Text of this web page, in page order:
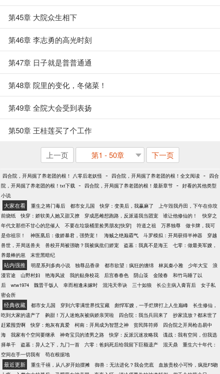
第45章 大院众生相下
第46章 李志勇的高光时刻
第47章 日子就是普普通通
第48章 院里的变化，冬储菜！
第49章 全院大会受到表扬
第50章 王桂莲买了个工作
上一页 第1 - 50章 下一页
四合院，开局掘了养老团的根！ 八零后老妖怪 - 四合院，开局掘了养老团的根！全文阅读 -
四合
院，开局掘了养老团的根！txt下载 - 四合院，开局掘了养老团的根！最新章节 - 好看的其他类型
小说
大家在看 重生之将门毒后 都市女儿国 快穿：变美后，我赢麻了
上午毁我丹田，下午在你坟
前烧纸
快穿：娇软美人她又甜又撩 穿成恶雌想跑路，反派逼我当团宠 谁让他修仙的！
快穿之
年代文那些不甘心的悲催人
不要在垃圾桶里捡男朋友[快穿] 符道之祖 万界独尊
做卡牌，我可
是你祖宗！
神医凰后：傲娇暴君，强势宠！ 海贼之绝巅霸气 斗罗模拟：开局获得半神器
穿越
兽世，开局送兽夫
兽校开局被强吻？我被疯批们娇宠 盗墓：我真不是海王
七零：做最美军嫂，
养最棒的崽
末世黑暗纪
站内强推 明星系列多肉小说 独尊品香录 都市欲望：疯狂的缠绵 林岚秦小雅 少年大宝
浪
漫官途
山野村妇 艳海风波 我的贴身校花 后宫春春色 阴山箓 金陵春
和竹马睡了以
后
wtw1974 魏晋干饭人 幸而相逢未嫁时 混沌天帝诀 三十如狼 长公主病入膏肓后
女子私
密会所
经典收藏 都市女儿国 穿到六零满世界找宝藏 彪悍军嫂，一手烂牌打上人生巅峰
长生修仙，
吃到大家的遗产了
齁甜！万人迷炮灰被病娇亲哭啦 四合院：我当兵回来了
抄家流放？都末世了
赶紧囤货啊
快穿：炮灰有真爱 柯南：开局成为智慧之神 贫民阵符师
四合院之开局枪击易中
海
我家有个空间要继承 神奇宝贝的渣男之路 快穿：反派沉迷攻略我
谍战：我有空间，但我选
择单干
盗墓：异人之下，九门一首 六零：爸妈死后给我留下巨额遗产 混天鼎
重生六十年代：
空间在手一切我有
苟在根据地
最近更新 重生千禧，从八岁开始摆摊 御兽：无法进化？我会兜底
血族贵校小可怜，疯批F5吻